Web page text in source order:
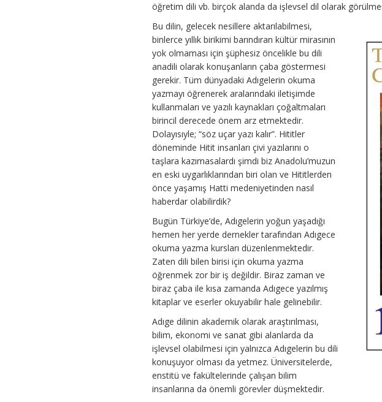
öğretim dili vb. birçok alanda da işlevsel dil olarak
Bu dilin, gelecek nesillere aktarılabilmesi,
binlerce yıllık birikimi barındıran kültür mirasının
yok olmaması için şüphesiz öncelikle bu dili
anadili olarak konuşanların çaba göstermesi
gerekir. Tüm dünyadaki Adıgelerin okuma
yazmayı öğrenerek aralarındaki iletişimde
kullanmaları ve yazılı kaynakları çoğaltmaları
birincil derecede önem arz etmektedir.
Dolayısıyle; “söz uçar yazı kalır”. Hititler
döneminde Hitit insanları çivi yazılarını o
taşlara kazımasalardı şimdi biz Anadolu’muzun
en eski uygarlıklarından biri olan ve Hititlerden
önce yaşamış Hatti medeniyetinden nasıl
haberdar olabilirdik?
Bugün Türkiye’de, Adıgelerin yoğun yaşadığı
hemen her yerde dernekler tarafından Adıgece
okuma yazma kursları düzenlenmektedir.
Zaten dili bilen birisi için okuma yazma
öğrenmek zor bir iş değildir. Biraz zaman ve
biraz çaba ile kısa zamanda Adıgece yazılmış
kitaplar ve eserler okuyabilir hale gelinebilir.
Adıge dilinin akademik olarak araştırılması,
bilim, ekonomi ve sanat gibi alanlarda da
işlevsel olabilmesi için yalnızca Adıgelerin bu dili
konuşuyor olması da yetmez. Üniversitelerde,
enstitü ve fakültelerinde çalışan bilim
insanlarına da önemli görevler düşmektedir.